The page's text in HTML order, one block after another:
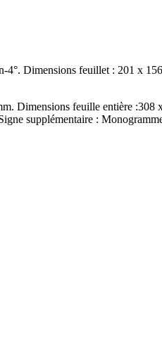
fin : 4-[001]-4-[002]. Type de papier : BIF012 . Bifeuillet in-4°. Dimensions feuillet : 201 x 156
Dimensions feuille entière
supplémentaire :